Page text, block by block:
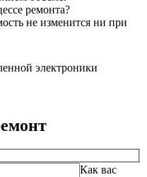
ремонта?
не изменится ни при
электроники
Как вас